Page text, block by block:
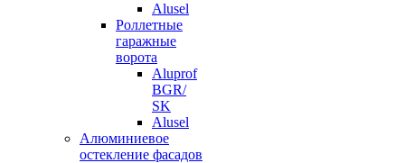
Alusel
Роллетные
гаражные
ворота
Aluprof
BGR/
SK
Alusel
Алюминиевое
остекление фасадов